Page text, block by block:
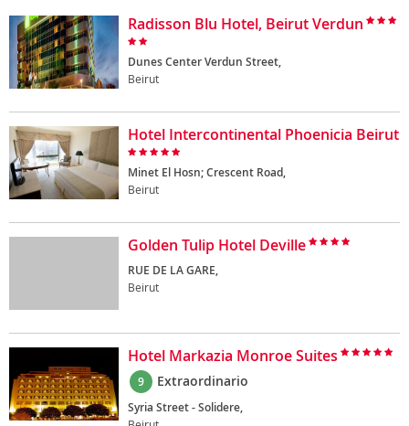
Radisson Blu Hotel, Beirut Verdun
Dunes Center Verdun Street,
Beirut
Hotel Intercontinental Phoenicia Beirut
Minet El Hosn; Crescent Road,
Beirut
Golden Tulip Hotel Deville
RUE DE LA GARE,
Beirut
Hotel Markazia Monroe Suites
9 Extraordinario
Syria Street - Solidere,